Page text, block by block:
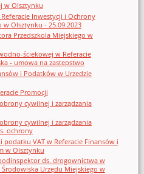
w Olsztynku
Inwestycji i Ochrony
Olsztynku - 25.09.2023
Przedszkola Miejskiego w
ściekowej w Referacie
- umowa na zastępstwo
i Podatków w Urzędzie
Promocji
cywilnej i zarządzania
cywilnej i zarządzania
ochrony
VAT w Referacie Finansów i
w Olsztynku
ds. drogownictwa w
Urzędu Miejskiego w